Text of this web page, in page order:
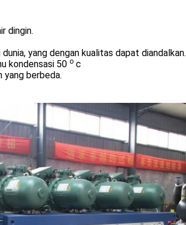
dingin.
yang dengan kualitas dapat diandalkan.
kondensasi 50 o c
yang berbeda.